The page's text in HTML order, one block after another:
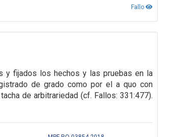
Fallo
y fijados los hechos y las pruebas en la
de grado como por el a quo con
de arbitrariedad (cf. Fallos:331:477).